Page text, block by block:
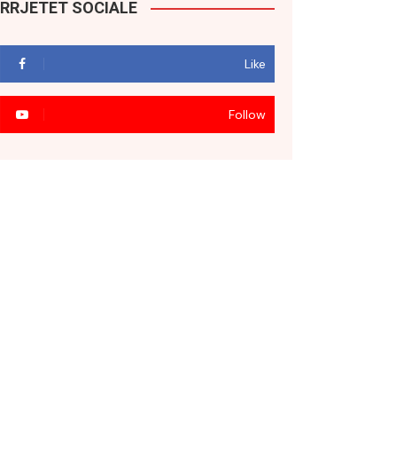
RRJETET SOCIALE
Like
Follow